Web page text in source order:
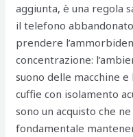
aggiunta, è una regola
il telefono
prendere
concentrazione:
suono delle macchine
cuffie con isolamento
sono un acquisto che
fondamentale